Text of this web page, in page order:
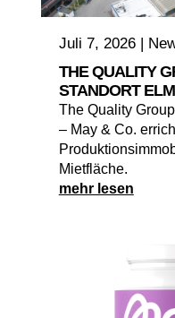
THE QUALITY
STANDORT
Juli 7, 2026|
The Quality
– May & Co.
Mietfläche.
mehr lesen